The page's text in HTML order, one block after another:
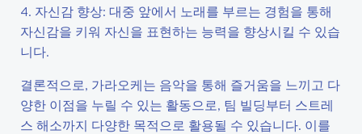
4. 자신감 향상: 대중 앞에서 노래를 부르는 경험을 통해
자신감을 키워 자신을 표현하는 능력을 향상시킬 수 있습
니다.
결론적으로, 가라오케는 음악을 통해 즐거움을 느끼고 다
양한 이점을 누릴 수 있는 활동으로, 팀 빌딩부터 스트레
스 해소까지 다양한 목적으로 활용될 수 있습니다. 이를